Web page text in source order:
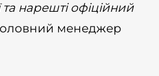
нарешті офіційний
менеджер